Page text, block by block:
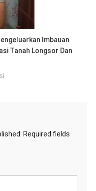
Imbauan
Tanah Longsor Dan
Required fields